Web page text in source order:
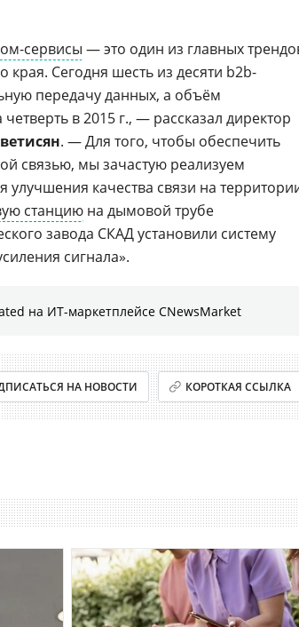
сервисы — это один из главных
края. Сегодня шесть из десяти b2b-
передачу данных, а объём
в 2015 г., — рассказал директор
. — Для того, чтобы обеспечить
связью, мы зачастую реализуем
качества связи на
станцию на дымовой трубе
завода СКАД установили систему
сигнала».
на ИТ-маркетплейсе CNewsMarket
НА НОВОСТИ КОРОТКАЯ ССЫЛКА